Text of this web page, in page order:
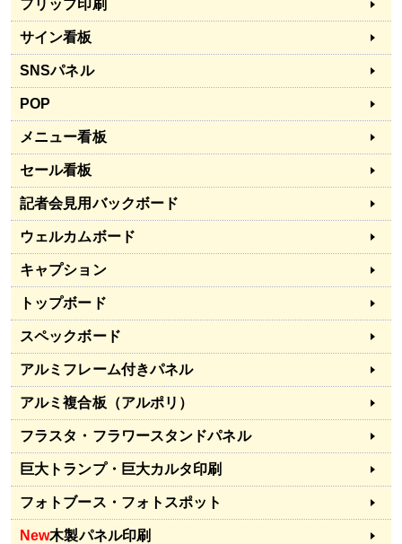
フリップ印刷
サイン看板
SNSパネル
POP
メニュー看板
セール看板
記者会見用バックボード
ウェルカムボード
キャプション
トップボード
スペックボード
アルミフレーム付きパネル
アルミ複合板（アルポリ）
フラスタ・フラワースタンドパネル
巨大トランプ・巨大カルタ印刷
フォトブース・フォトスポット
New木製パネル印刷